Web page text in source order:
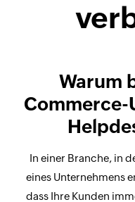
Warum
Commerce-
In einer Branche, in
eines Unternehmens
dass Ihre Kunden